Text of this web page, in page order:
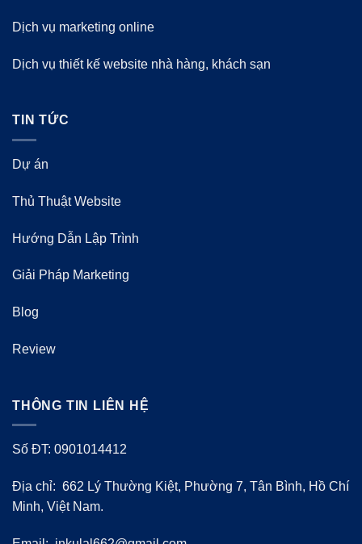
Dịch vụ marketing online
Dịch vụ thiết kế website nhà hàng, khách sạn
TIN TỨC
Dự án
Thủ Thuật Website
Hướng Dẫn Lập Trình
Giải Pháp Marketing
Blog
Review
THÔNG TIN LIÊN HỆ
Số ĐT: 0901014412
Địa chỉ: 662 Lý Thường Kiệt, Phường 7, Tân Bình, Hồ Chí
Minh, Việt Nam.